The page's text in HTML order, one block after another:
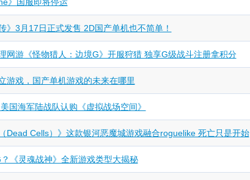
》3月17日正式发售 2D国产单机也不简单！
网游《怪物猎人：边境G》开服狩猎 独享G级战斗注册拿积分
游戏，国产单机游戏的未来在哪里
国海军陆战队认购《虚拟战场空间》
Dead Cells）》这款银河恶魔城游戏融合roguelike 死亡只是开始
《灵魂战神》全新游戏类型大揭秘